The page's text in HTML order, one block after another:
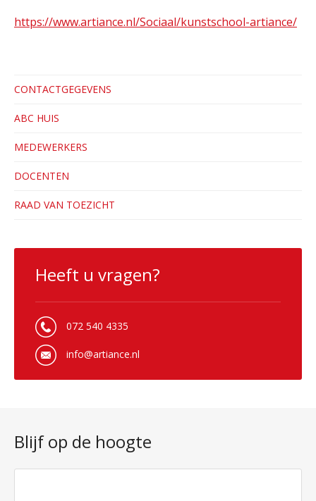
https://www.artiance.nl/Sociaal/kunstschool-artiance/
CONTACTGEGEVENS
ABC HUIS
MEDEWERKERS
DOCENTEN
RAAD VAN TOEZICHT
Heeft u vragen?
072 540 4335
info@artiance.nl
Blijf op de hoogte